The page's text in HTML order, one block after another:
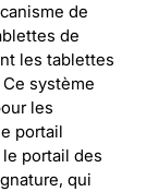
de
de
les tablettes
système
les
portail
portail des
qui